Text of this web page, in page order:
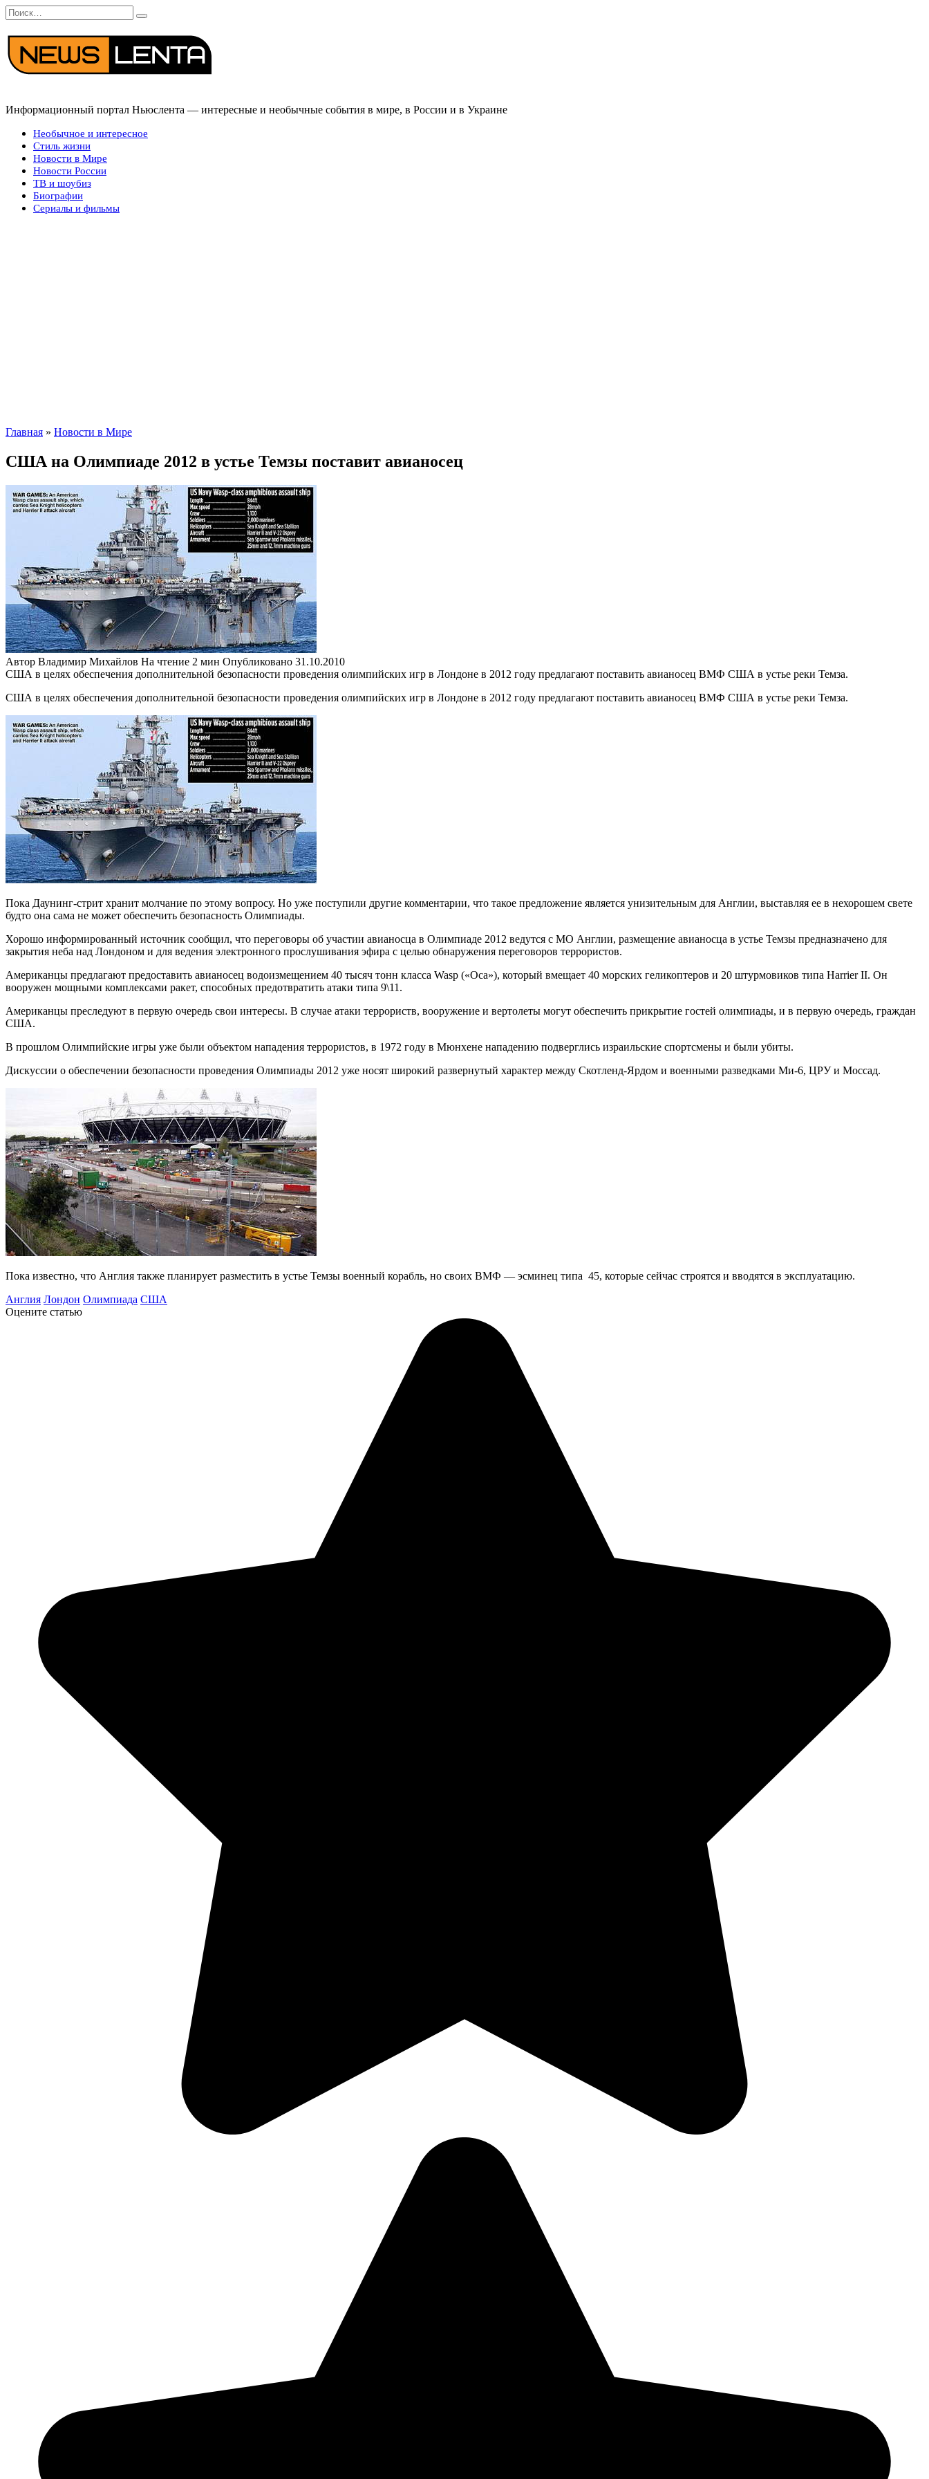
Перейти
к
содержанию
Search
for:
Информационный портал Ньюслента — интересные и необычные события в мире, в России и в Украине
Необычное и интересное
Стиль жизни
Новости в Мире
Новости России
ТВ и шоубиз
Биографии
Сериалы и фильмы
Главная » Новости в Мире
США на Олимпиаде 2012 в устье Темзы поставит авианосец
Автор Владимир Михайлов На чтение 2 мин Опубликовано 31.10.2010
США в целях обеспечения дополнительной безопасности проведения олимпийских игр в Лондоне в 2012 году предлагают поставить авианосец ВМФ США в устье реки Темза.
США в целях обеспечения дополнительной безопасности проведения олимпийских игр в Лондоне в 2012 году предлагают поставить авианосец ВМФ США в устье реки Темза.
Пока Даунинг-стрит хранит молчание по этому вопросу. Но уже поступили другие комментарии, что такое предложение является унизительным для Англии, выставляя ее в нехорошем свете
будто она сама не может обеспечить безопасность Олимпиады.
Хорошо информированный источник сообщил, что переговоры об участии авианосца в Олимпиаде 2012 ведутся с МО Англии, размещение авианосца в устье Темзы предназначено для
закрытия неба над Лондоном и для ведения электронного прослушивания эфира с целью обнаружения переговоров террористов.
Американцы предлагают предоставить авианосец водоизмещением 40 тысяч тонн класса Wasp («Оса»), который вмещает 40 морских геликоптеров и 20 штурмовиков типа Harrier II. Он
вооружен мощными комплексами ракет, способных предотвратить атаки типа 9\11.
Американцы преследуют в первую очередь свои интересы. В случае атаки террориств, вооружение и вертолеты могут обеспечить прикрытие гостей олимпиады, и в первую очередь, граждан
США.
В прошлом Олимпийские игры уже были объектом нападения террористов, в 1972 году в Мюнхене нападению подверглись израильские спортсмены и были убиты.
Дискуссии о обеспечении безопасности проведения Олимпиады 2012 уже носят широкий развернутый характер между Скотленд-Ярдом и военными разведками Ми-6, ЦРУ и Моссад.
Пока известно, что Англия также планирует разместить в устье Темзы военный корабль, но своих ВМФ — эсминец типа 45, которые сейчас строятся и вводятся в эксплуатацию.
Англия Лондон Олимпиада США
Оцените статью